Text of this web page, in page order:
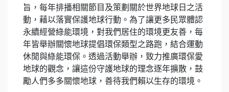
旨，每年排播相關節目及策劃關於世界地球日之活
動，藉以落實保護地球行動。為了讓更多民眾體認
永續經營綠能環境，對我們居住的環境更友善，每
年皆舉辦關懷地球提倡環保類型之路跑，結合運動
休閒與綠能環保。透過活動舉辦，致力推廣環保愛
地球的觀念，讓這份守護地球的理念逐年擴散，鼓
勵人們多多關懷地球，善待我們賴以生存的環境。